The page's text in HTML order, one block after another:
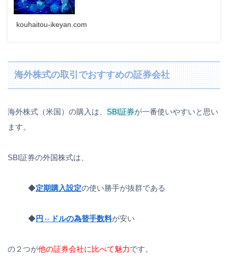
kouhaitou-ikeyan.com
海外株式の取引でおすすめの証券会社
海外株式（米国）の購入は、 SBI証券が一番使いやすいと思い
ます。
SBI証券の外国株式は、
◆定期購入設定の使い勝手が抜群である
◆円⇔ドルの為替手数料が安い
の２つが他の証券会社に比べて魅力です。